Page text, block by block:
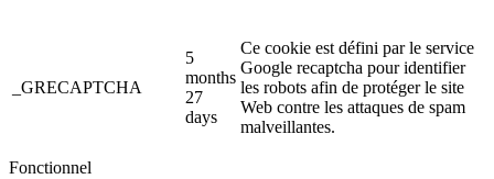
_GRECAPTCHA
5
months
27
days
Ce cookie est défini par le service
Google recaptcha pour identifier
les robots afin de protéger le site
Web contre les attaques de spam
malveillantes.
Fonctionnel